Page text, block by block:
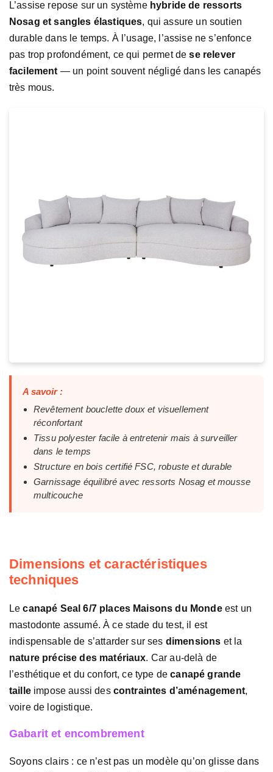
L’assise repose sur un système hybride de ressorts
Nosag et sangles élastiques, qui assure un soutien
durable dans le temps. À l’usage, l’assise ne s’enfonce
pas trop profondément, ce qui permet dese relever
facilement — un point souvent négligé dans les canapés
très mous.
A savoir :
Revêtement bouclette doux et visuellement
réconfortant
Tissu polyester facile à entretenir mais à surveiller
dans le temps
Structure en bois certifié FSC, robuste et durable
Garnissage équilibré avec ressorts Nosag et mousse
multicouche
Dimensions et caractéristiques
techniques
Lecanapé Seal 6/7 places Maisons du Mondeest un
mastodonte assumé. À ce stade du test, il est
indispensable de s’attarder sur ses dimensions et la
nature précise des matériaux. Car au-delà de
l’esthétique et du confort, ce type decanapé grande
tailleimpose aussi des contraintes d’aménagement,
voire de logistique.
Gabarit et encombrement
Soyons clairs : ce n’est pas un modèle qu’on glisse dans